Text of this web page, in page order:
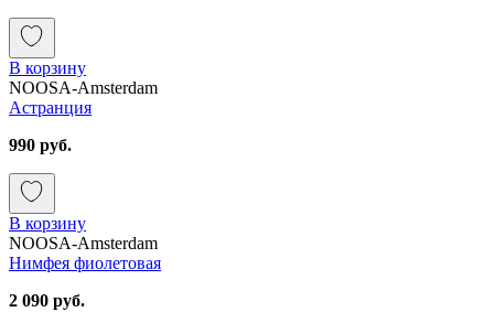
В корзину
NOOSA-Amsterdam
Астранция
990 руб.
В корзину
NOOSA-Amsterdam
Нимфея фиолетовая
2 090 руб.